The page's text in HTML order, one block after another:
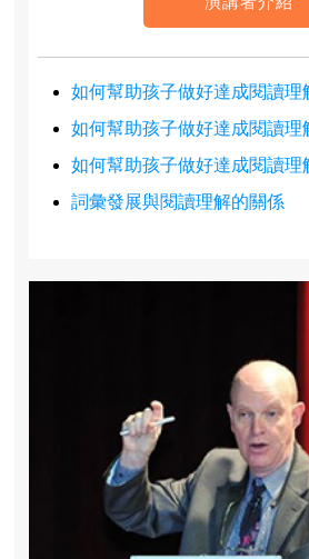
如何幫助孩子做好達成閱讀理
如何幫助孩子做好達成閱讀理
如何幫助孩子做好達成閱讀理
詞彙發展與閱讀理解的關係